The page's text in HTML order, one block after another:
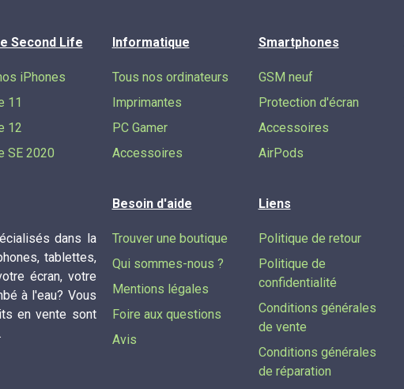
dans la
tablettes,
écran, votre
à l'eau? Vous
en vente sont
Informatique
Tous nos ordinateurs
Imprimantes
PC Gamer
Accessoires
Smartphones
GSM neuf
Protection d'écran
Accessoires
AirPods
Second Life
iPhones
11
12
SE 2020
Besoin d'aide
Trouver une boutique
Qui sommes-nous ?
Mentions légales
Foire aux questions
Avis
Liens
Politique de retour
Politique de
confidentialité
Conditions générales
de vente
Conditions générales
de réparation